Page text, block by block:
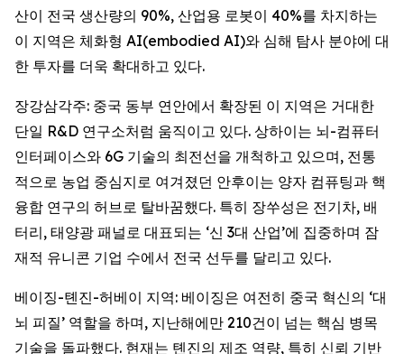
산이 전국 생산량의 90%, 산업용 로봇이 40%를 차지하는
이 지역은 체화형 AI(embodied AI)와 심해 탐사 분야에 대
한 투자를 더욱 확대하고 있다.
장강삼각주: 중국 동부 연안에서 확장된 이 지역은 거대한
단일 R&D 연구소처럼 움직이고 있다. 상하이는 뇌-컴퓨터
인터페이스와 6G 기술의 최전선을 개척하고 있으며, 전통
적으로 농업 중심지로 여겨졌던 안후이는 양자 컴퓨팅과 핵
융합 연구의 허브로 탈바꿈했다. 특히 장쑤성은 전기차, 배
터리, 태양광 패널로 대표되는 ‘신 3대 산업’에 집중하며 잠
재적 유니콘 기업 수에서 전국 선두를 달리고 있다.
베이징-톈진-허베이 지역: 베이징은 여전히 중국 혁신의 ‘대
뇌 피질’ 역할을 하며, 지난해에만 210건이 넘는 핵심 병목
기술을 돌파했다. 현재는 톈진의 제조 역량, 특히 신뢰 기반